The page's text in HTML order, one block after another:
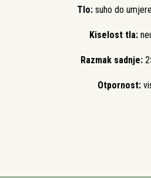
Tlo: suho do
Kiselost tla:
Razmak sadnje:
Otpornost: